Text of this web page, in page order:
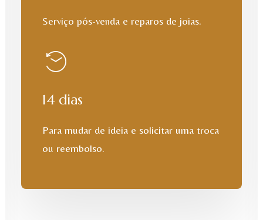
Serviço pós-venda e reparos de joias.
14 dias
Para mudar de ideia e solicitar uma troca
ou reembolso.